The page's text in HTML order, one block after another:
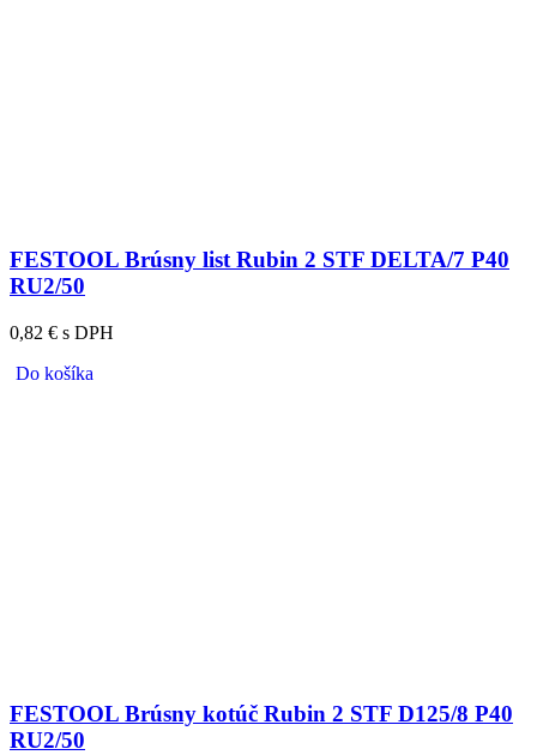
FESTOOL Brúsny list Rubin 2 STF DELTA/7 P40
RU2/50
0,82 € s DPH
Do košíka
FESTOOL Brúsny kotúč Rubin 2 STF D125/8 P40
RU2/50